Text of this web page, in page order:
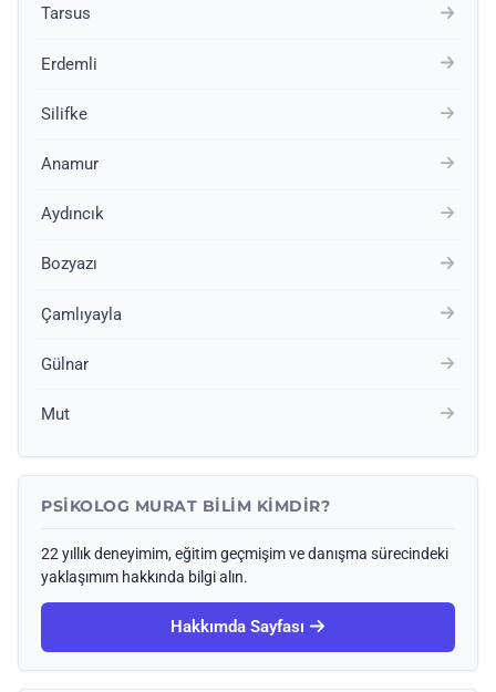
Tarsus
Erdemli
Silifke
Anamur
Aydıncık
Bozyazı
Çamlıyayla
Gülnar
Mut
PSIKOLOG MURAT BILIM KIMDIR?
22 yıllık deneyimim, eğitim geçmişim ve danışma sürecindeki
yaklaşımım hakkında bilgi alın.
Hakkımda Sayfası